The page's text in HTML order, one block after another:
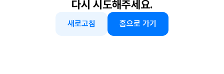
다시 시도해주세요.
새로고침 홈으로 가기